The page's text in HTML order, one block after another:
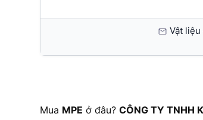
Vật liệu
Mua MPE ở đâu? CÔNG TY TNHH